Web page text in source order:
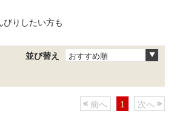
りしたい方も
並び替え おすすめ順
前へ 1 次へ